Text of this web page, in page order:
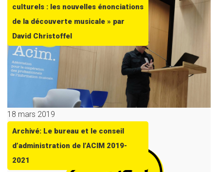
culturels : les nouvelles énonciations
de la découverte musicale » par
David Christoffel
18 mars 2019
Archivé: Le bureau et le conseil
d’administration de l’ACIM 2019-
2021